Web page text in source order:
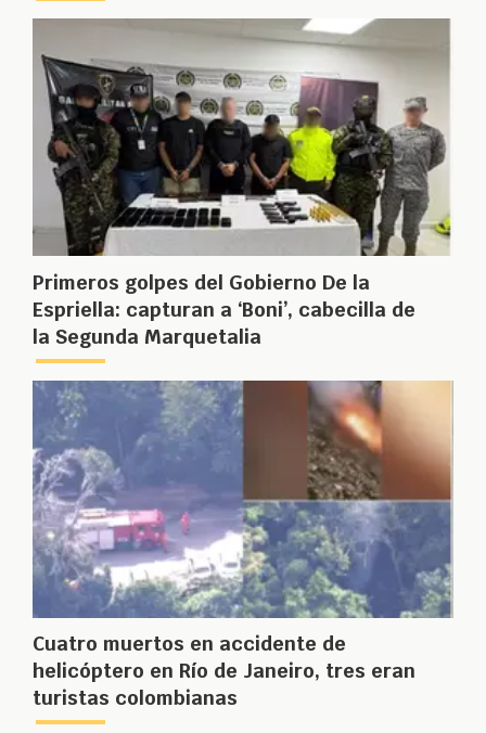
Primeros golpes del Gobierno De la
Espriella: capturan a ‘Boni’, cabecilla de
la Segunda Marquetalia
Cuatro muertos en accidente de
helicóptero en Río de Janeiro, tres eran
turistas colombianas